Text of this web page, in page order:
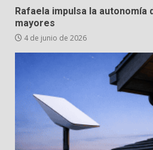
Rafaela impulsa la autonomía
mayores
4 de junio de 2026